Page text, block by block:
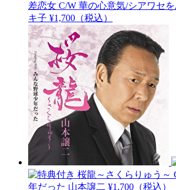
差恋女 C/W 華の心意気/シアワセ
キ子 ¥1,700（税込）
桜龍～さくらりゅう～
年だった 山本譲二 ¥1,700（税込）